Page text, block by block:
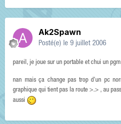
Ak2Spawn
Posté(e) le 9 juillet 2006
pareil, je joue sur un portable et chui un
nan mais ça change pas trop d'un pc
graphique qui tient pas la route >.> , au
aussi